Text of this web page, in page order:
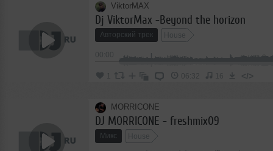
ViktorMAX
Dj ViktorMax -Beyond the horizon
Авторский трек House
06:32 16 </>
MORRICONE
DJ MORRICONE - freshmix09
Микс House